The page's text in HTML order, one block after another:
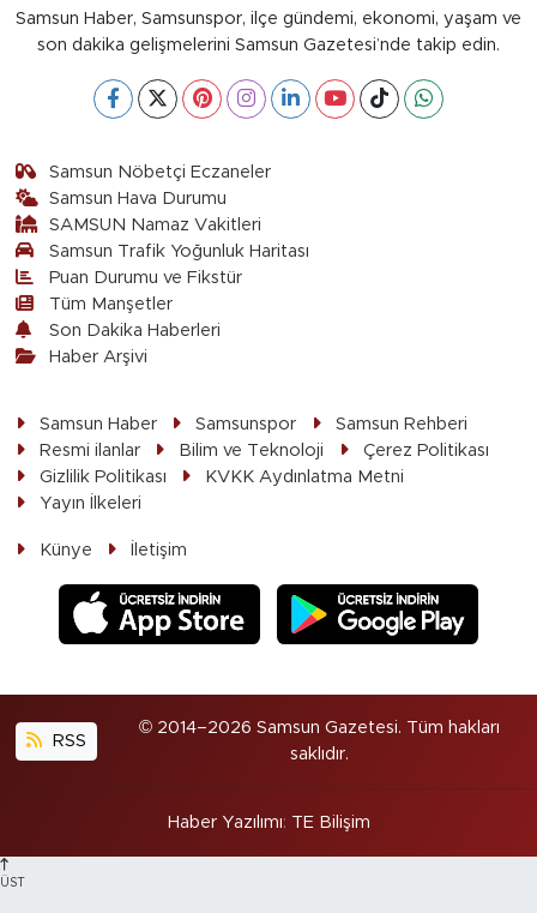
Samsun Haber, Samsunspor, ilçe gündemi, ekonomi, yaşam ve
son dakika gelişmelerini Samsun Gazetesi’nde takip edin.
Samsun Nöbetçi Eczaneler
Samsun Hava Durumu
SAMSUN Namaz Vakitleri
Samsun Trafik Yoğunluk Haritası
Puan Durumu ve Fikstür
Tüm Manşetler
Son Dakika Haberleri
Haber Arşivi
Samsun Haber Samsunspor
Samsun Rehberi
Resmi ilanlar
Bilim ve Teknoloji
Çerez Politikası
Gizlilik Politikası
KVKK Aydınlatma Metni
Yayın İlkeleri
Künye İletişim
RSS
© 2014–2026 Samsun Gazetesi. Tüm hakları
saklıdır.
Haber Yazılımı: TE Bilişim
ÜST